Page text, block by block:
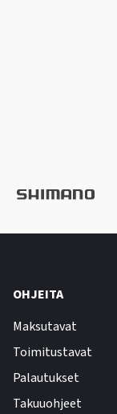
OHJEITA
Maksutavat
Toimitustavat
Palautukset
Takuuohjeet